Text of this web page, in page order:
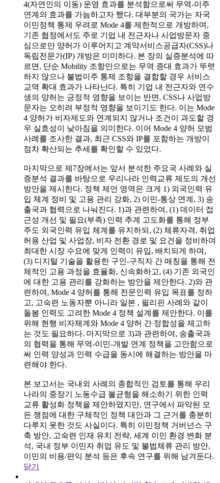
4(자연인의 이동) 운영 효과를 분석함으로써 무역-이주
연계의 효과를 가늠하고자 했다. 대부분의 국가는 자국
이민정책 통제 우려로 Mode 4를 제한적으로 개방하며,
기존 협정에서도 주로 기업 내 전근자나 사업방문자 중
심으로만 양허가 이루어지고 계약서비스공급자(CSS)나
독립전문가(IP) 개방은 미미하다. 본 장의 실증분석에 따
르면, 단순 Mobility 조항만으로는 무역 증대 효과가 뚜렷
하지 않으나 불법이주 통제 조항을 결합할 경우 서비스
교역 확대 효과가 나타난다. 특히 기업 내 전근자와 연수
생의 양허는 긍정적 영향을 보이는 반면, CSS나 사업방
문자는 오히려 부정적 영향을 보이기도 한다. 이는 Mode
4 양허가 비자제도와 연계되지 않거나 조건이 과도할 경
우 실효성이 낮아짐을 의미한다. 이어 Mode 4 양허 모범
사례를 조사한 결과, 최근 CSS와 IP를 포함하는 개방이
점차 확산되는 추세를 확인할 수 있었다.
마지막으로 제7장에서는 앞서 분석한 주요국 사례와 실
증분석 결과를 바탕으로 우리나라 인력교류 제도의 개선
방안을 제시한다. 정책 제언 영역은 크게 1) 외국인력 유
입 체계 정비 및 고용 관리 강화, 2) 이민-통상 연계, 3) 송
출국과 협력으로 나눠진다. 1)과 관련하여, (1) 데이터 접
근성 개선 및 필요(부족) 인력 추계 고도화를 통해 정부
주도 외국인력 유입 체계를 유지하되, (2) 체류자격, 취업
허용 산업 및 사업장, 비자 전환 경로 및 요건을 정비하여
최대한 시장 수요에 맞게 인력이 유입, 배치되게 하며,
(3) 디지털 기술을 활용한 구인-구직자 간 매칭을 통해 전
체적인 고용 과정을 효율화, 신속화하고, (4) 기존 외국인
에 대한 고용 관리를 강화하는 방안을 제안한다. 2)와 관
련하여, Mode 4 양허를 통해 전문인력 유입 목표를 정하
고, 고숙련 노동자뿐 아니라 일본 , 필리핀 사례와 같이
돌봄 인력도 고려한 Mode 4 정책 설계를 제안한다. 이를
위해 현행 비자체계와 Mode 4 양허 간 정합성을 제고하
는 것도 필요하다. 마지막으로 3)과 관련하여, 송출국과
의 협력을 통해 무역-이민-개발 연계 정책을 고안함으로
써 인력 양성과 인력 수급을 동시에 해결하는 방안을 마
련해야 한다.
본 보고서는 국내외 사례의 종합적인 검토를 통해 우리
나라의 중장기 노동수급 불균형을 해소하기 위한 인력
교류 활성화 정책을 제안하였지만, 연구에서 파악된 모
든 쟁점에 대한 구체적인 정책 대안과 그 근거를 충분히
다루지 못한 것도 사실이다. 특히 이민정책 거버넌스 구
축 방안, 고숙련 인재 유치 전략, 세계 이민 환경 변화 분
석, 국내 정부 이민자 취업 유도 및 불법체류 관리 방안,
이민의 비용/편익 분석 등은 후속 연구를 위해 남겨둔다.
닫기